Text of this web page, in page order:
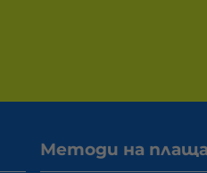
Методи на